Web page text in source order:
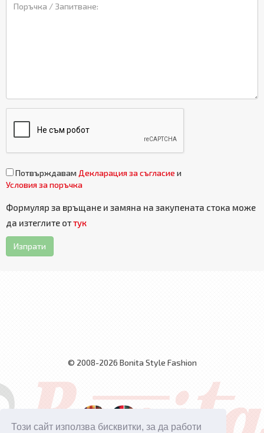
Този сайт използва бисквитки, за да работи
Потвърждавам Декларация за съгласие и
Условия за поръчка
Формуляр за връщане и замяна на закупената стока може
да изтеглите оттук
Изпрати
© 2008-2026 Bonita Style Fashion